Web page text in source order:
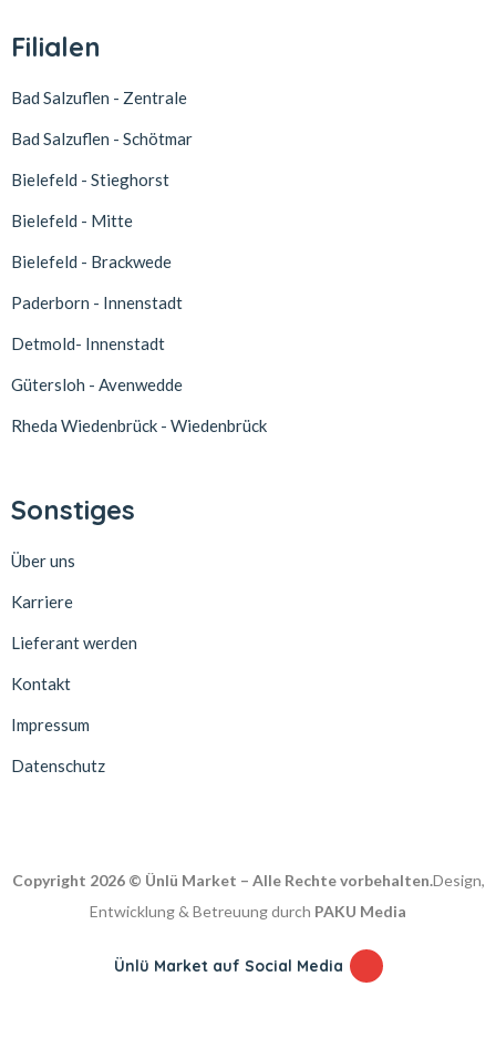
Filialen
Bad Salzuflen - Zentrale
Bad Salzuflen - Schötmar
Bielefeld - Stieghorst
Bielefeld - Mitte
Bielefeld - Brackwede
Paderborn - Innenstadt
Detmold- Innenstadt
Gütersloh - Avenwedde
Rheda Wiedenbrück - Wiedenbrück
Sonstiges
Über uns
Karriere
Lieferant werden
Kontakt
Impressum
Datenschutz
Copyright 2026 © Ünlü Market – Alle Rechte vorbehalten.Design,
Entwicklung & Betreuung durch PAKU Media
Ünlü Market auf Social Media